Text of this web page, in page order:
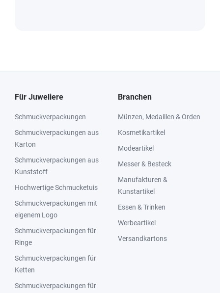
Für Juweliere
Schmuckverpackungen
Schmuckverpackungen aus
Karton
Schmuckverpackungen aus
Kunststoff
Hochwertige Schmucketuis
Schmuckverpackungen mit
eigenem Logo
Schmuckverpackungen für
Ringe
Schmuckverpackungen für
Ketten
Schmuckverpackungen für
Branchen
Münzen, Medaillen & Orden
Kosmetikartikel
Modeartikel
Messer & Besteck
Manufakturen &
Kunstartikel
Essen & Trinken
Werbeartikel
Versandkartons